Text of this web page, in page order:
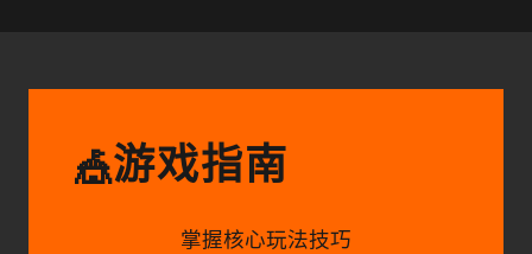
🎪游戏指南
掌握核心玩法技巧